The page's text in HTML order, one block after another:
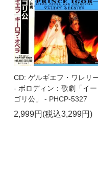
CD: ゲルギエフ・ワレリ
- ボロディン：歌劇「イー
ゴリ公」 - PHCP-5327
2,999円(税込3,299円)